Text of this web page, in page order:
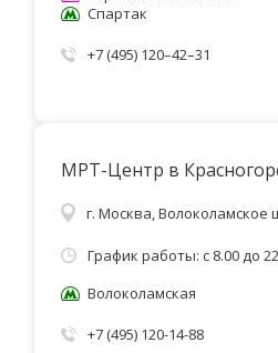
Спартак
+7 (495) 120–42–31
МРТ-Центр в
г. Москва, Волоколамское
График работы: с 8.00 до
Волоколамская
+7 (495) 120-14-88